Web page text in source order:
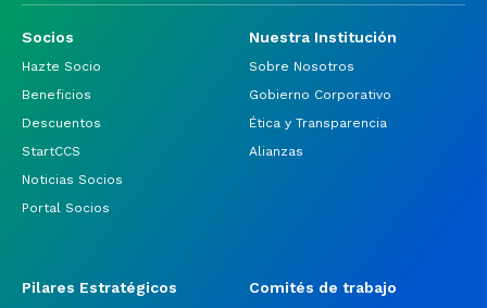
Socios
Hazte Socio
Beneficios
Descuentos
StartCCS
Noticias Socios
Portal Socios
Nuestra Institución
Sobre Nosotros
Gobierno Corporativo
Ética y Transparencia
Alianzas
Pilares Estratégicos Comités de trabajo